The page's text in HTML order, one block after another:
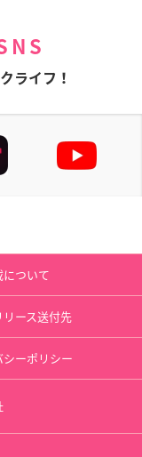
ライフ！
ついて
リース送付先
シーポリシー